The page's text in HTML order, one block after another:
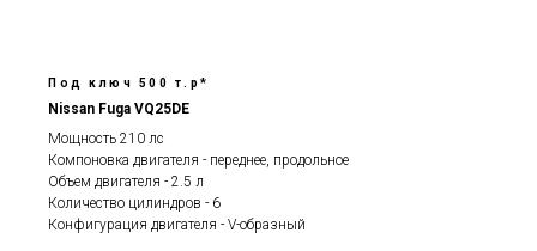
Под ключ 500 т.р*
Nissan Fuga VQ25DE
Мощность 210 лс
Компоновка двигателя - переднее, продольное
Объем двигателя - 2.5 л
Количество цилиндров - 6
Конфигурация двигателя - V-образный